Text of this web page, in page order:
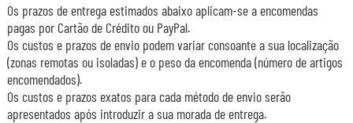
Os prazos de entrega estimados abaixo aplicam-se a encomendas
pagas por Cartão de Crédito ou PayPal.
Os custos e prazos de envio podem variar consoante a sua localização
(zonas remotas ou isoladas) e o peso da encomenda (número de artigos
encomendados).
Os custos e prazos exatos para cada método de envio serão
apresentados após introduzir a sua morada de entrega.